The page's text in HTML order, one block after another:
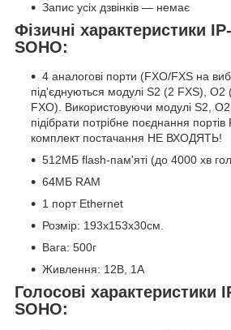
Запис усіх дзвінків — немає
Фізичні характеристики
SOHO:
4 аналогові порти (FXO/FXS на
під'єднуються модулі S2 (2 FXS), O2
FXO). Використовуючи модулі S2,
підібрати потрібне поєднання
комплект постачання НЕ ВХОДЯТЬ!
512МБ flash-пам'яті (до 4000 хв
64МБ RAM
1 порт Ethernet
Розмір: 193x153x30см.
Вага: 500г
Живлення: 12В, 1A
Голосові характеристики
SOHO: